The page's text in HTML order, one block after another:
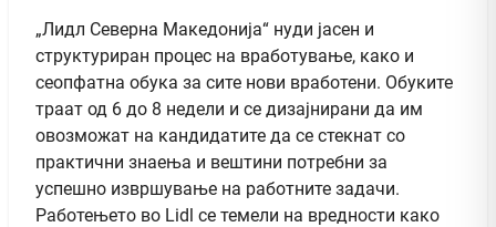
„Лидл Северна Македонија“ нуди јасен и
структуриран процес на вработување, како и
сеопфатна обука за сите нови вработени. Обуките
траат од 6 до 8 недели и се дизајнирани да им
овозможат на кандидатите да се стекнат со
практични знаења и вештини потребни за
успешно извршување на работните задачи.
Работењето во Lidl се темели на вредности како